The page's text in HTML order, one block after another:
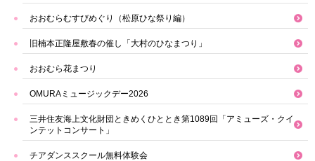
おおむらむすびめぐり（松原ひな祭り編）
旧楠本正隆屋敷春の催し「大村のひなまつり」
おおむら花まつり
OMURAミュージックデー2026
三井住友海上文化財団ときめくひととき第1089回「アミューズ・クイ
ンテットコンサート」
チアダンススクール無料体験会